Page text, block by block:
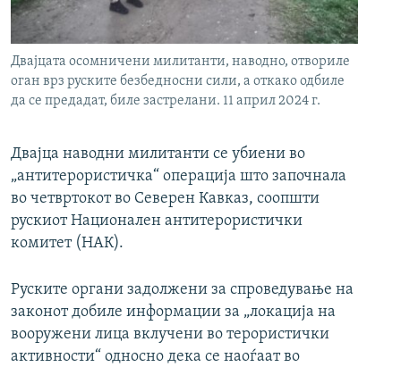
РСЕ веб страници
Двајцата осомничени милитанти, наводно, отвориле
оган врз руските безбедносни сили, а откако одбиле
да се предадат, биле застрелани. 11 април 2024 г.
Двајца наводни милитанти се убиени во
„антитерористичка“ операција што започнала
во четвртокот во Северен Кавказ, соопшти
рускиот Национален антитерористички
комитет (НАК).
Руските органи задолжени за спроведување на
законот добиле информации за „локација на
вооружени лица вклучени во терористички
активности“ односно дека се наоѓаат во